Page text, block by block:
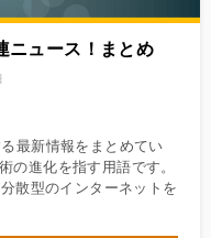
ニュース！まとめ
最新情報をまとめてい
の進化を指す用語です。
散型のインターネットを